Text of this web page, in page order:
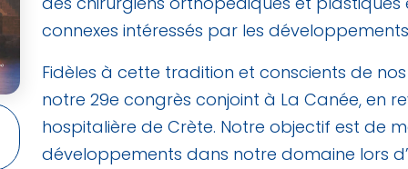
connexes intéressés par les
Fidèles à cette tradition et conscients de
notre 29e congrès conjoint à La Canée, en
hospitalière de Crète. Notre objectif est de
développements dans notre domaine lors